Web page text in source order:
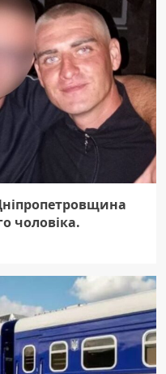
чоловіка.